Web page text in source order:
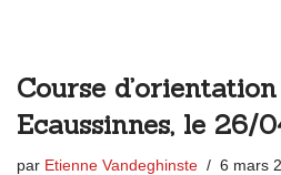
Course
Ecaussinnes, le 26/
par Etienne Vandeghinste 6 mars